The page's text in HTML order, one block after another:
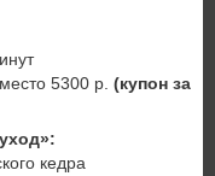
5300 р. (купон за
кедра